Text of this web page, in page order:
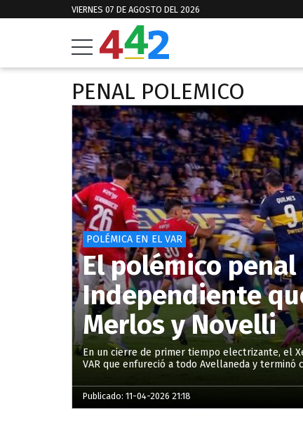
VIERNES 07 DE AGOSTO DEL 2026
PENAL POLEMICO
POLÉMICA EN EL VAR
El polémico
Independiente
Merlos y Novelli
En un cierre de primer tiempo electrizante, el
VAR que enfureció a todo Avellaneda y terminó
Publicado: 11-04-2026 21:18